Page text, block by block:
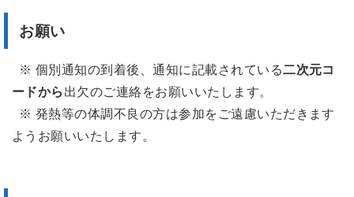
お願い
※ 個別通知の到着後、通知に記載されている二次元コ
ードから 出欠のご連絡をお願いいたします。
※ 発熱等の体調不良の方は参加をご遠慮いただきます
ようお願いいたします。